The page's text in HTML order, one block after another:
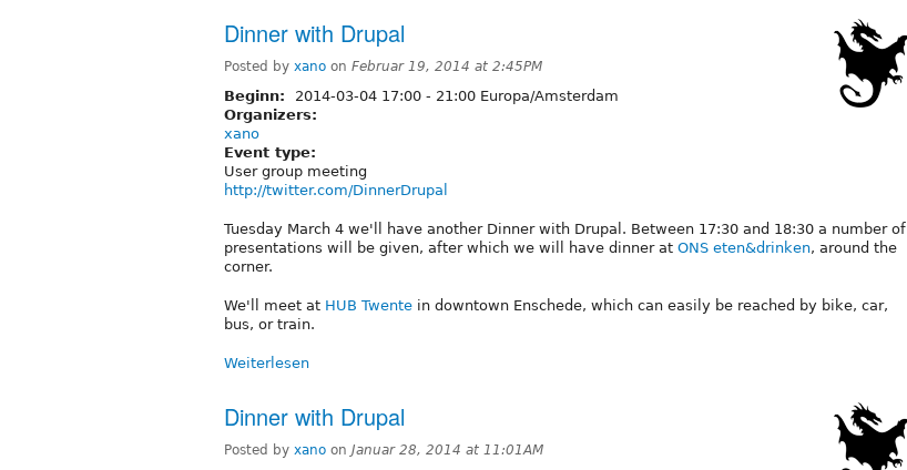
Dinner with Drupal
Posted by xano on Februar 19, 2014 at 2:45PM
Beginn: 2014-03-04 17:00 - 21:00 Europa/Amsterdam
Organizers:
xano
Event type:
User group meeting
http://twitter.com/DinnerDrupal
Tuesday March 4 we'll have another Dinner with Drupal. Between 17:30 and 18:30 a number of
presentations will be given, after which we will have dinner at ONS eten&drinken, around the
corner.
We'll meet at HUB Twente in downtown Enschede, which can easily be reached by bike, car,
bus, or train.
Weiterlesen
Dinner with Drupal
Posted by xano on Januar 28, 2014 at 11:01AM